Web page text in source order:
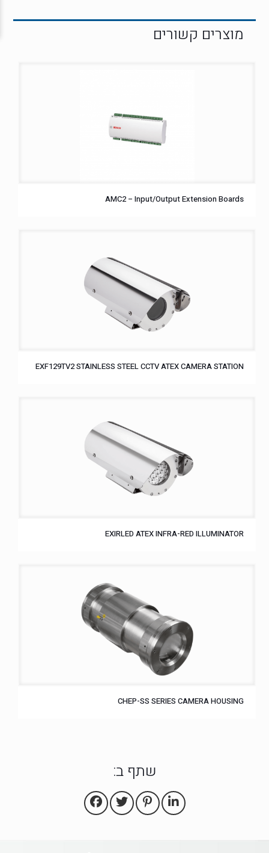
AMC2 – Input/Output Extension Boards
EXF129TV2 STAINLESS STEEL CCTV ATEX CAMERA STATION
EXIRLED ATEX INFRA-RED ILLUMINATOR
CHEP-SS SERIES CAMERA HOUSING
שתף ב: